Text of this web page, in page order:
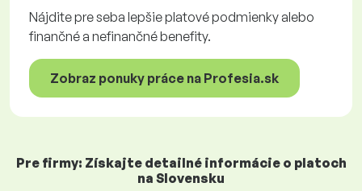
Nájdite pre seba lepšie platové podmienky alebo
finančné a nefinančné benefity.
Zobraz ponuky práce na Profesia.sk
Pre firmy: Získajte detailné informácie o platoch
na Slovensku